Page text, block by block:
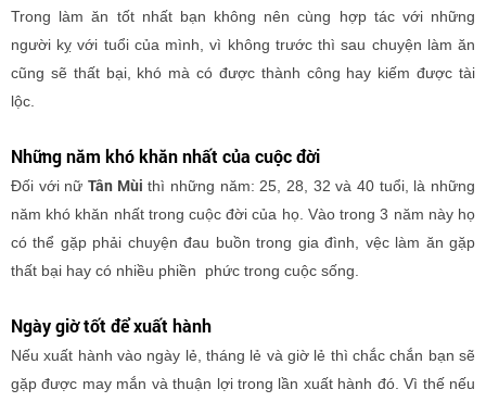
Trong làm ăn tốt nhất bạn không nên cùng hợp tác với những
người kỵ với tuổi của mình, vì không trước thì sau chuyện làm ăn
cũng sẽ thất bại, khó mà có được thành công hay kiếm được tài
lộc.
Những năm khó khăn nhất của cuộc đời
Đối với nữ Tân Mùi thì những năm: 25, 28, 32 và 40 tuổi, là những
năm khó khăn nhất trong cuộc đời của họ. Vào trong 3 năm này họ
có thể gặp phải chuyện đau buồn trong gia đình, vệc làm ăn gặp
thất bại hay có nhiều phiền phức trong cuộc sống.
Ngày giờ tốt để xuất hành
Nếu xuất hành vào ngày lẻ, tháng lẻ và giờ lẻ thì chắc chắn bạn sẽ
gặp được may mắn và thuận lợi trong lần xuất hành đó. Vì thế nếu